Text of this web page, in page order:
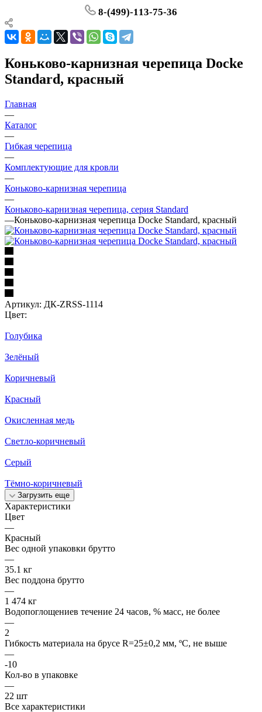
8-(499)-113-75-36
Коньково-карнизная черепица Docke
Standard, красный
Главная
—
Каталог
—
Гибкая черепица
—
Комплектующие для кровли
—
Коньково-карнизная черепица
—
Коньково-карнизная черепица, cерия Standard
—Коньково-карнизная черепица Docke Standard, красный
Артикул: ДК-ZRSS-1114
Цвет:
Голубика
Зелёный
Коричневый
Красный
Окисленная медь
Светло-коричневый
Серый
Тёмно-коричневый
Загрузить еще
Характеристики
Цвет
—
Красный
Вес одной упаковки брутто
—
35.1 кг
Вес поддона брутто
—
1 474 кг
Водопоглощениев течение 24 часов, % масс, не более
—
2
Гибкость материала на брусе R=25±0,2 мм, ºС, не выше
—
-10
Кол-во в упаковке
—
22 шт
Все характеристики